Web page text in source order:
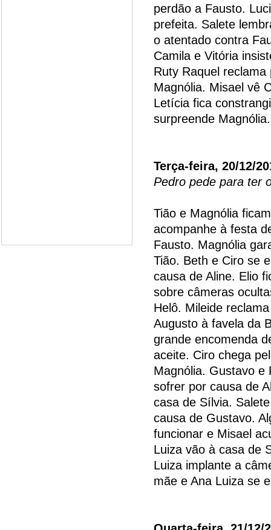
perdão a Fausto.
prefeita. Salete
o atentado contra
Camila e Vitória
Ruty Raquel
Magnólia. Misael vê
Letícia fica
surpreende Magnólia.
Terça-feira, 20/12/
Pedro pede para ter
Tião e Magnólia
acompanhe à festa
Fausto. Magnólia
Tião. Beth e Ciro se
causa de Aline. Elio
sobre câmeras
Helô. Mileide
Augusto à favela da
grande encomenda
aceite. Ciro chega
Magnólia. Gustavo e
sofrer por causa de
casa de Sílvia.
causa de Gustavo.
funcionar e Misael
Luiza vão à casa de
Luiza implante a
mãe e Ana Luiza se